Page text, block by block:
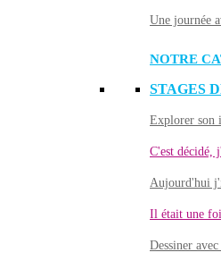
Une journée
NOTRE
STAGES
Explorer son
C'est décidé,
Aujourd'hui
Il était une
Dessiner